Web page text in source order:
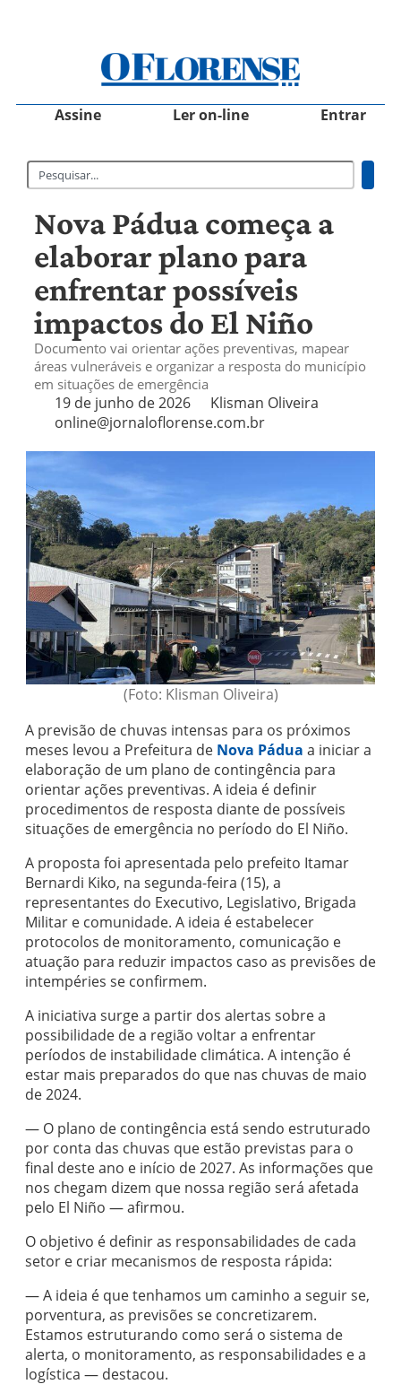
Assine Ler on-line Entrar
Nova Pádua começa a
elaborar plano para
enfrentar possíveis
impactos do El Niño
Documento vai orientar ações preventivas, mapear
áreas vulneráveis e organizar a resposta do município
em situações de emergência
19 de junho de 2026
Klisman Oliveira
online@jornaloflorense.com.br
(Foto: Klisman Oliveira)
A previsão de chuvas intensas para os próximos
meses levou a Prefeitura de Nova Pádua a iniciar a
elaboração de um plano de contingência para
orientar ações preventivas. A ideia é definir
procedimentos de resposta diante de possíveis
situações de emergência no período do El Niño.
A proposta foi apresentada pelo prefeito Itamar
Bernardi Kiko, na segunda-feira (15), a
representantes do Executivo, Legislativo, Brigada
Militar e comunidade. A ideia é estabelecer
protocolos de monitoramento, comunicação e
atuação para reduzir impactos caso as previsões de
intempéries se confirmem.
A iniciativa surge a partir dos alertas sobre a
possibilidade de a região voltar a enfrentar
períodos de instabilidade climática. A intenção é
estar mais preparados do que nas chuvas de maio
de 2024.
— O plano de contingência está sendo estruturado
por conta das chuvas que estão previstas para o
final deste ano e início de 2027. As informações que
nos chegam dizem que nossa região será afetada
pelo El Niño — afirmou.
O objetivo é definir as responsabilidades de cada
setor e criar mecanismos de resposta rápida:
— A ideia é que tenhamos um caminho a seguir se,
porventura, as previsões se concretizarem.
Estamos estruturando como será o sistema de
alerta, o monitoramento, as responsabilidades e a
logística — destacou.